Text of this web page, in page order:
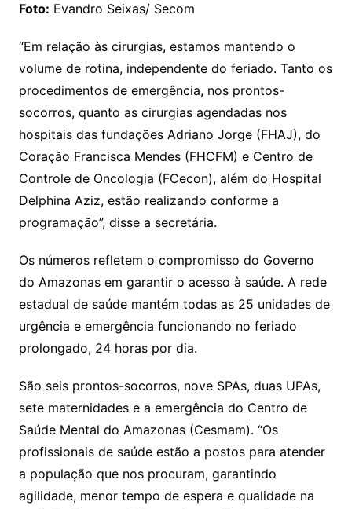
Foto: Evandro Seixas/ Secom
“Em relação às cirurgias, estamos mantendo o
volume de rotina, independente do feriado. Tanto os
procedimentos de emergência, nos prontos-
socorros, quanto as cirurgias agendadas nos
hospitais das fundações Adriano Jorge (FHAJ), do
Coração Francisca Mendes (FHCFM) e Centro de
Controle de Oncologia (FCecon), além do Hospital
Delphina Aziz, estão realizando conforme a
programação”, disse a secretária.
Os números refletem o compromisso do Governo
do Amazonas em garantir o acesso à saúde. A rede
estadual de saúde mantém todas as 25 unidades de
urgência e emergência funcionando no feriado
prolongado, 24 horas por dia.
São seis prontos-socorros, nove SPAs, duas UPAs,
sete maternidades e a emergência do Centro de
Saúde Mental do Amazonas (Cesmam). “Os
profissionais de saúde estão a postos para atender
a população que nos procuram, garantindo
agilidade, menor tempo de espera e qualidade na